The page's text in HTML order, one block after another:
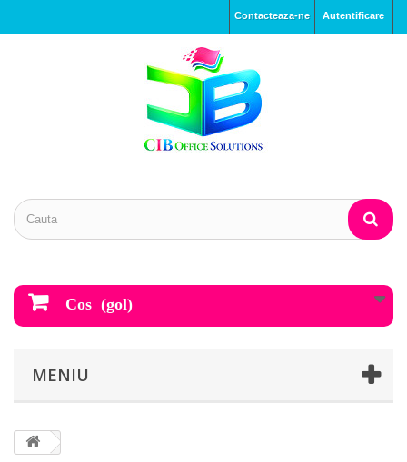
Autentificare
Contacteaza-ne
Cos (gol)
MENIU